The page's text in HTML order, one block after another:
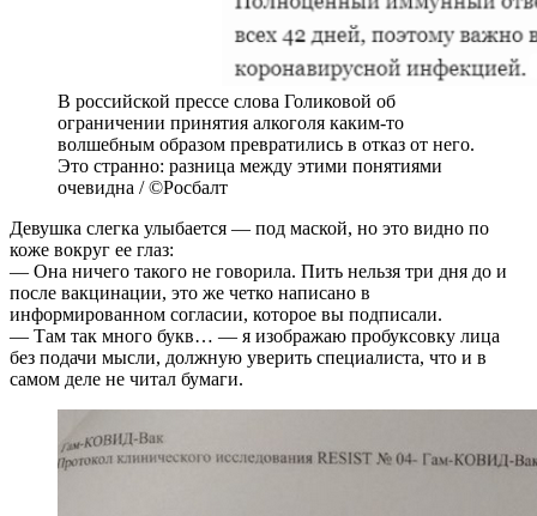
В российской прессе слова Голиковой об
ограничении принятия алкоголя каким-то
волшебным образом превратились в отказ от него.
Это странно: разница между этими понятиями
очевидна / ©Росбалт
Девушка слегка улыбается — под маской, но это видно по
коже вокруг ее глаз:
— Она ничего такого не говорила. Пить нельзя три дня до и
после вакцинации, это же четко написано в
информированном согласии, которое вы подписали.
— Там так много букв… — я изображаю пробуксовку лица
без подачи мысли, должную уверить специалиста, что и в
самом деле не читал бумаги.